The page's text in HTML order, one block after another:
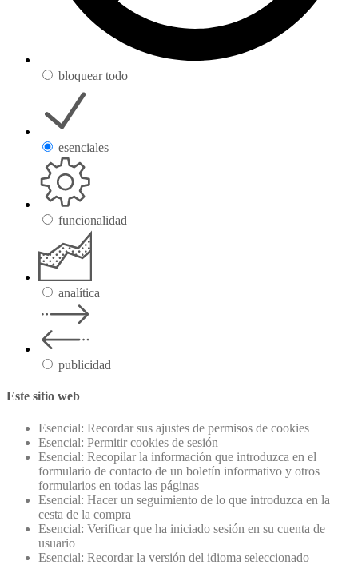
bloquear todo
esenciales
funcionalidad
analítica
publicidad
Este sitio web
Esencial: Recordar sus ajustes de permisos de cookies
Esencial: Permitir cookies de sesión
Esencial: Recopilar la información que introduzca en el
formulario de contacto de un boletín informativo y otros
formularios en todas las páginas
Esencial: Hacer un seguimiento de lo que introduzca en la
cesta de la compra
Esencial: Verificar que ha iniciado sesión en su cuenta de
usuario
Esencial: Recordar la versión del idioma seleccionado